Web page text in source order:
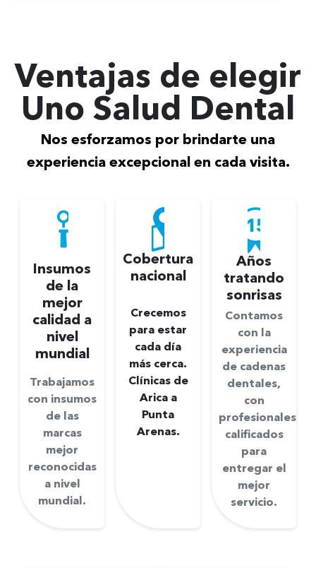
Ventajas de elegir
Uno Salud Dental
Nos esforzamos por brindarte una
experiencia excepcional en cada visita.
Insumos
de la
mejor
calidad a
nivel
mundial
Trabajamos
con insumos
de las
marcas
mejor
reconocidas
a nivel
mundial.
Cobertura
nacional
Crecemos
para estar
cada día
más cerca.
Clínicas de
Arica a
Punta
Arenas.
Años
tratando
sonrisas
Contamos
con la
experiencia
de cadenas
dentales,
con
profesionales
calificados
para
entregar el
mejor
servicio.